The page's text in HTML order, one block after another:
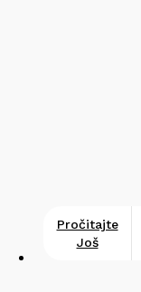
Pročitajte
Još